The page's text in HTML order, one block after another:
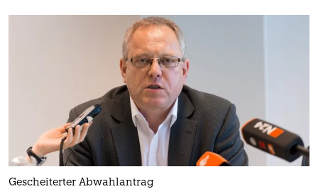
Gescheiterter Abwahlantrag